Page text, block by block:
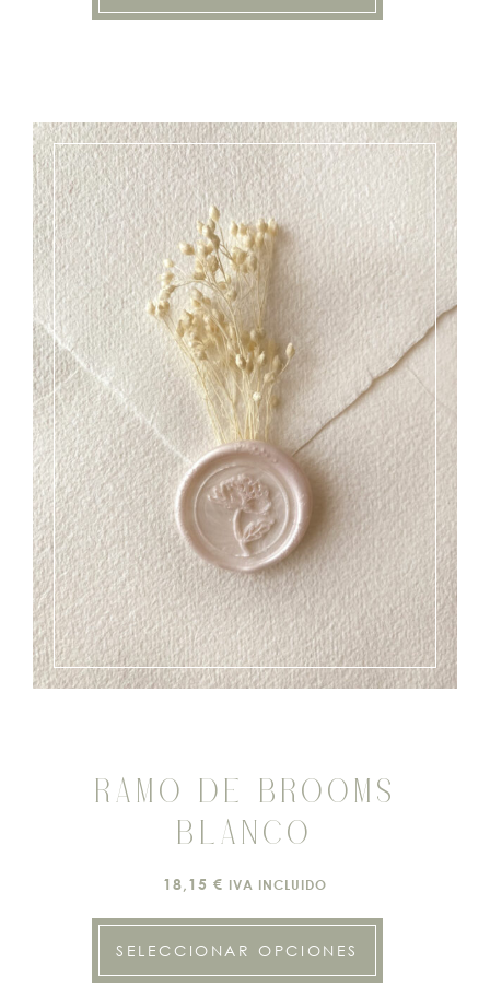
RAMO DE BROOMS
BLANCO
18,15 € IVA INCLUIDO
SELECCIONAR OPCIONES